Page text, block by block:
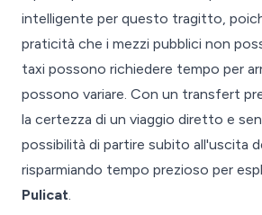
intelligente per questo tragitto,
praticità che i mezzi pubblici non
taxi possono richiedere tempo per
possono variare. Con un transfert
la certezza di un viaggio diretto e
possibilità di partire subito all'uscita
risparmiando tempo prezioso per
Pulicat.